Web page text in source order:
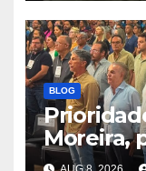
dias
BLOG
Moreira,
Pedro